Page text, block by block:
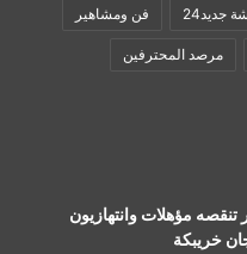
جديد24 فن ومشاهير
مرصد المحترفين
مؤهلات وانتهازيون
خريبكة